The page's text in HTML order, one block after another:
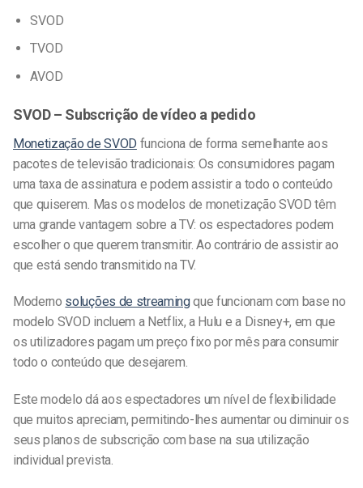
SVOD
TVOD
AVOD
SVOD – Subscrição de vídeo a pedido
Monetização de SVOD funciona de forma semelhante aos
pacotes de televisão tradicionais: Os consumidores pagam
uma taxa de assinatura e podem assistir a todo o conteúdo
que quiserem. Mas os modelos de monetização SVOD têm
uma grande vantagem sobre a TV: os espectadores podem
escolher o que querem transmitir. Ao contrário de assistir ao
que está sendo transmitido na TV.
Moderno soluções de streamingque funcionam com base no
modelo SVOD incluem a Netflix, a Hulu e a Disney+, em que
os utilizadores pagam um preço fixo por mês para consumir
todo o conteúdo que desejarem.
Este modelo dá aos espectadores um nível de flexibilidade
que muitos apreciam, permitindo-lhes aumentar ou diminuir os
seus planos de subscrição com base na sua utilização
individual prevista.